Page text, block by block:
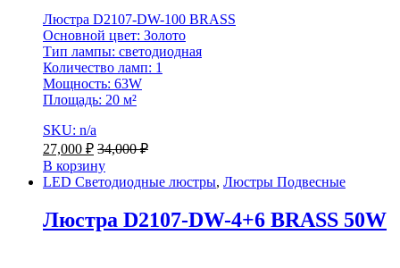
Люстра D2107-DW-100 BRASS
Основной цвет: Золото
Тип лампы: светодиодная
Количество ламп: 1
Мощность: 63W
Площадь: 20 м²
SKU: n/a
27,000 ₽ 34,000₽
В корзину
LED Светодиодные люстры, Люстры Подвесные
Люстра D2107-DW-4+6 BRASS 50W